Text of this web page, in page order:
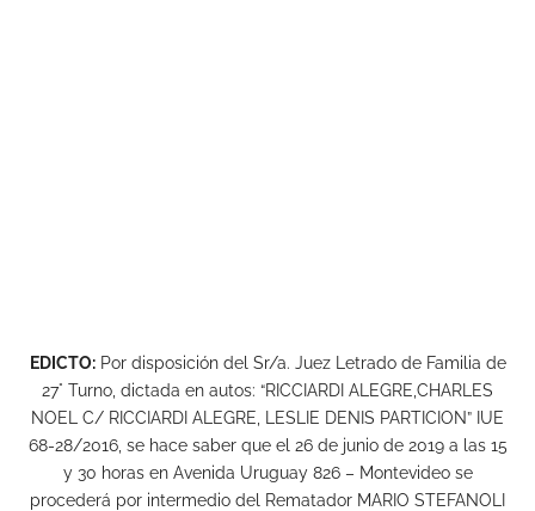
EDICTO:Por disposición del Sr/a. Juez Letrado de Familia de
27° Turno, dictada en autos: “RICCIARDI ALEGRE,CHARLES
NOEL C/ RICCIARDI ALEGRE, LESLIE DENIS PARTICION” IUE
68-28/2016, se hace saber que el 26 de junio de 2019 a las 15
y 30 horas en Avenida Uruguay 826 – Montevideo se
procederá por intermedio del Rematador MARIO STEFANOLI